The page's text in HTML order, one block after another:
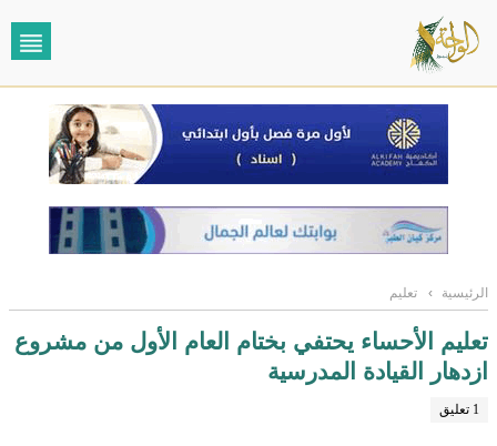
الرئيسية › تعليم
تعليم الأحساء يحتفي بختام العام الأول من مشروع
ازدهار القيادة المدرسية
1 تعليق